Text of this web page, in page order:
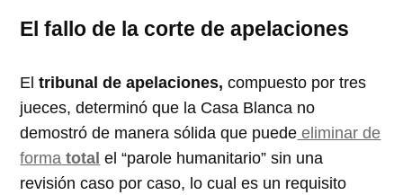
El fallo de la corte de apelaciones
Eltribunal de apelaciones, compuesto por tres
jueces, determinó que la Casa Blanca no
demostró de manera sólida que puede eliminar de
forma total el “parole humanitario” sin una
revisión caso por caso, lo cual es un requisito